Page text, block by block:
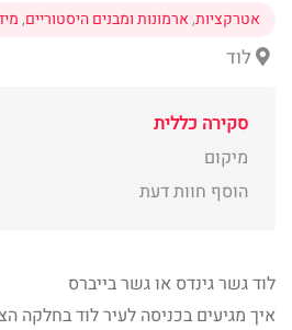
אטרקציות,ארמונות ומבנים היסטוריים,
לוד
סקירה כללית
מיקום
הוסף חוות דעת
לוד גשר גינדס או גשר בייברס
איך מגיעים בכניסה לעיר לוד בחלקה